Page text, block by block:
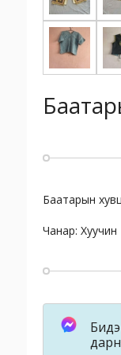
Баатарын
Чанар: Хуучин